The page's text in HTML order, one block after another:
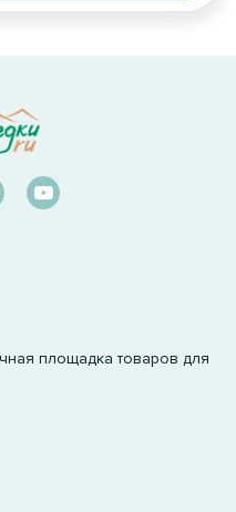
площадка товаров для